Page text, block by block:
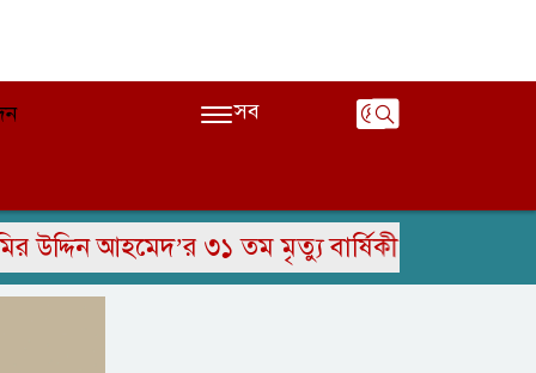
সব
আহমেদ’র ৩১ তম মৃত্যু বার্ষিকী পালিত